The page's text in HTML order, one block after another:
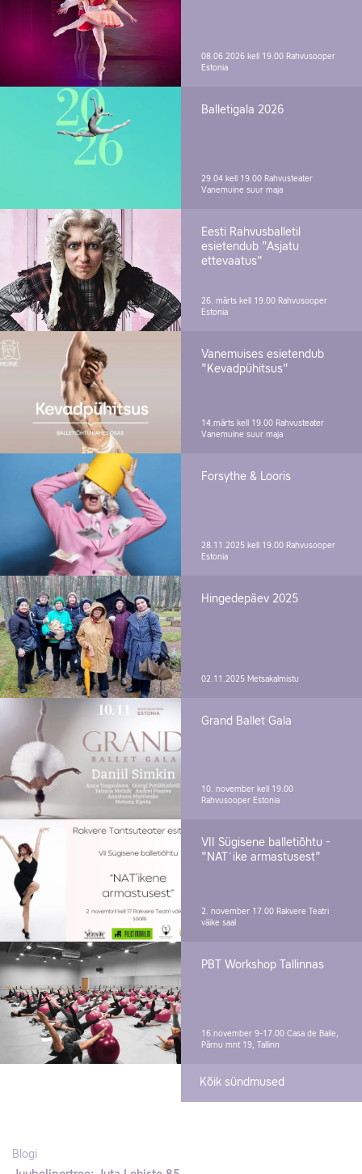
08.06.2026 kell 19.00 Rahvusooper
Estonia
Balletigala 2026
29.04 kell 19.00 Rahvusteater
Vanemuine suur maja
Eesti Rahvusballetil
esietendub "Asjatu
ettevaatus"
26. märts kell 19.00 Rahvusooper
Estonia
Vanemuises esietendub
"Kevadpühitsus"
14.märts kell 19.00 Rahvusteater
Vanemuine suur maja
Forsythe & Looris
28.11.2025 kell 19.00 Rahvusooper
Estonia
Hingedepäev 2025
02.11.2025 Metsakalmistu
Grand Ballet Gala
10. november kell 19.00
Rahvusooper Estonia
VII Sügisene balletiõhtu -
"NAT´ike armastusest"
2. november 17.00 Rakvere Teatri
väike saal
PBT Workshop Tallinnas
16.november 9-17.00 Casa de Baile,
Pärnu mnt 19, Tallinn
Kõik sündmused
Blogi